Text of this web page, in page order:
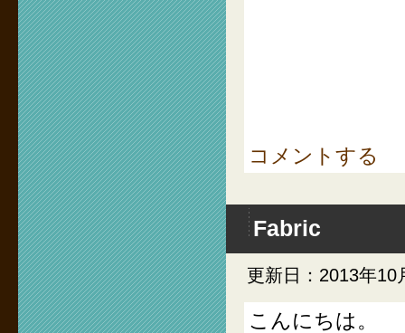
コメントする
Fabric
更新日：2013年10
こんにちは。